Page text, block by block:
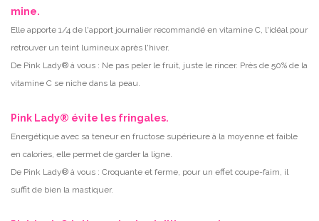
mine.
Elle apporte 1/4 de l'apport journalier recommandé en vitamine C, l'idéal pour
retrouver un teint lumineux après l'hiver.
De Pink Lady® à vous : Ne pas peler le fruit, juste le rincer. Près de 50% de la
vitamine C se niche dans la peau.
Pink Lady® évite les fringales.
Energétique avec sa teneur en fructose supérieure à la moyenne et faible
en calories, elle permet de garder la ligne.
De Pink Lady® à vous : Croquante et ferme, pour un effet coupe-faim, il
suffit de bien la mastiquer.